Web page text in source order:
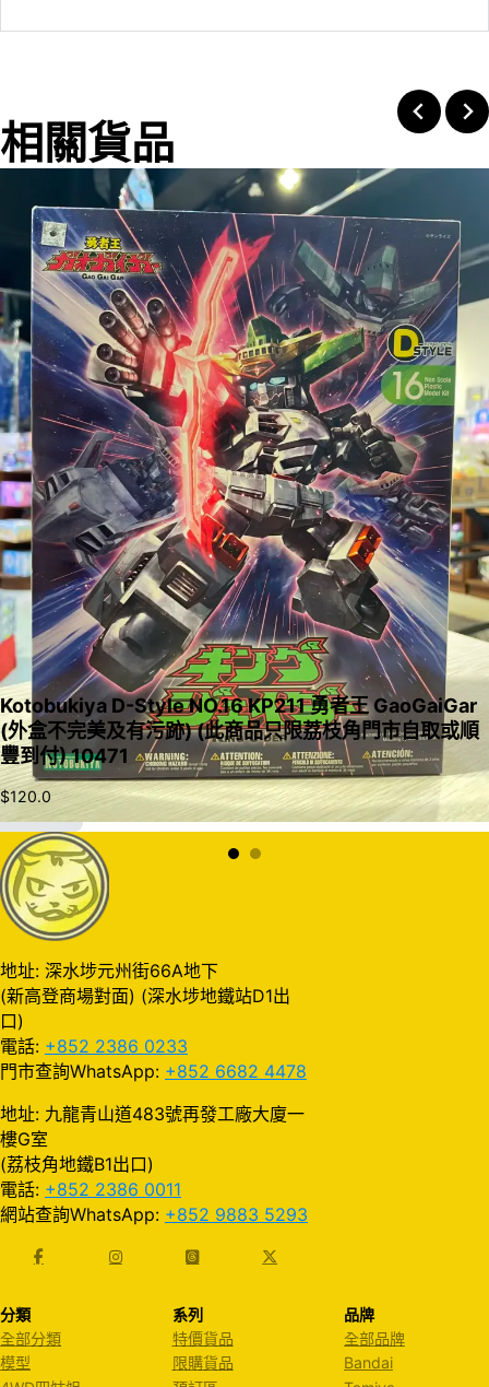
相關貨品
入購物車
Kotobukiya D-Style NO.16 KP211 勇者王 GaoGaiGar
(外盒不完美及有污跡) (此商品只限荔枝角門市自取或順
豐到付) 10471
$120.0
地址: 深水埗元州街66A地下
(新高登商場對面) (深水埗地鐵站D1出
口)
電話: +852 2386 0233
門市查詢WhatsApp: +852 6682 4478
地址: 九龍青山道483號再發工廠大廈一
樓G室
(荔枝角地鐵B1出口)
電話: +852 2386 0011
網站查詢WhatsApp: +852 9883 5293
分類
全部分類
模型
系列
特價貨品
限購貨品
品牌
全部品牌
Bandai